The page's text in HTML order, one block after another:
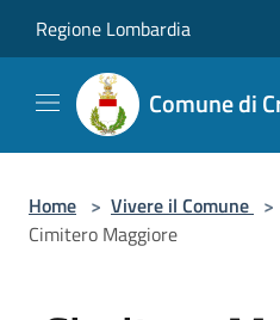
Regione Lombardia
Comune di
Home > Vivere il Comune >
Cimitero Maggiore